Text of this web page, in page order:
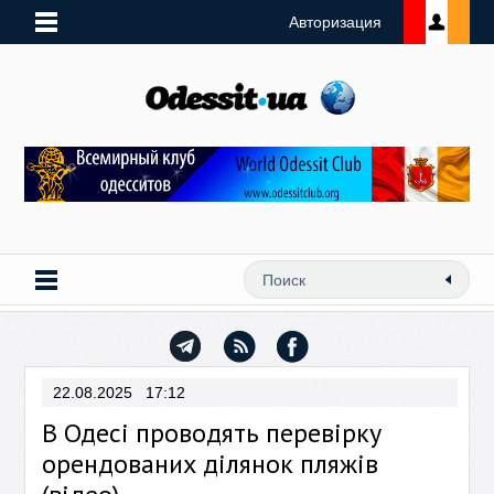
Авторизация
22.08.2025 17:12
В Одесі проводять перевірку
орендованих ділянок пляжів